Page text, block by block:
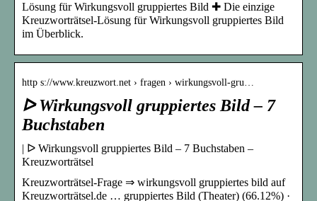
Lösung für Wirkungsvoll gruppiertes Bild ✚ Die einzige
Kreuzworträtsel-Lösung für Wirkungsvoll gruppiertes Bild
im Überblick.
http s://www.kreuzwort.net › fragen › wirkungsvoll-gru…
ᐅ Wirkungsvoll gruppiertes Bild – 7
Buchstaben
| ᐅ Wirkungsvoll gruppiertes Bild – 7 Buchstaben –
Kreuzworträtsel
Kreuzworträtsel-Frage ⇒ wirkungsvoll gruppiertes bild auf
Kreuzworträtsel.de … gruppiertes Bild (Theater) (66.12%) ·